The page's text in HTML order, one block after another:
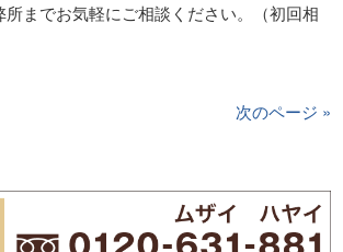
所までお気軽にご相談ください。（初回相
次のページ »